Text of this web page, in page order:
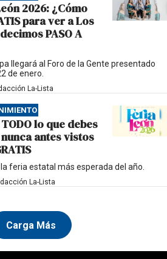
2026: ¿Cómo
para ver a Los
PASO A
llegará al Foro de la Gente presentado
de enero.
La-Lista
lo que debes
antes vistos
feria estatal más esperada del año.
La-Lista
Carga Más